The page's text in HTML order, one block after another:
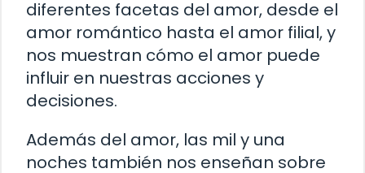
diferentes facetas del amor, desde el
amor romántico hasta el amor filial, y
nos muestran cómo el amor puede
influir en nuestras acciones y
decisiones.
Además del amor, las mil y una
noches también nos enseñan sobre